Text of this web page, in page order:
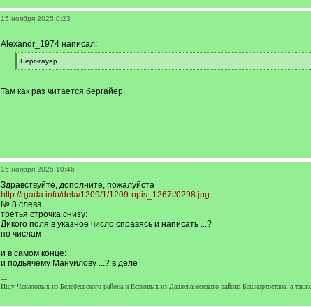
15 ноября 2025 0:23
Alexandr_1974 написал:
[
q
Берг-гауер
[
]
Там как раз читается бергайер.
15 ноября 2025 10:46
Здравствуйте, дополните, пожалуйста
http://rgada.info/dela/1209/1/1209-opis_1267i/0298.jpg
№ 8 слева
третья строчка снизу:
Дикого поля в указное число справясь и написать ...?
по числам
и в самом конце:
и подьячему Мануилову ...? в деле
---
Ищу Чекаловых из Белебеевского района и Есаковых из Давлекановского района Башкортостана, а